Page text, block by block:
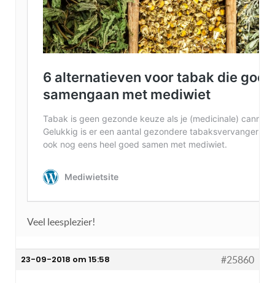
Veel leesplezier!
23-09-2018 om 15:58 #25860